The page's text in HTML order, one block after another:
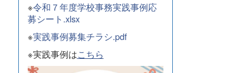
※令和７年度学校事務実践事例応
募シート.xlsx
※実践事例募集チラシ.pdf
※実践事例はこちら